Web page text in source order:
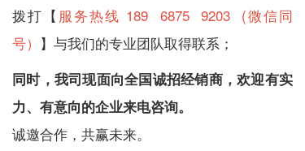
拨打【 服务热线 189 6875 9203 (微信同
号） 】与我们的专业团队取得联系；
同时，我司现面向全国诚招经销商，欢迎有实
力、有意向的企业来电咨询。
诚邀合作，共赢未来。